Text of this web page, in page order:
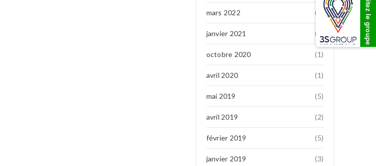
mars 2022 (1)
janvier 2021 (1)
octobre 2020 (1)
avril 2020 (1)
mai 2019 (5)
avril 2019 (2)
février 2019 (5)
janvier 2019 (3)
visitez le groupe